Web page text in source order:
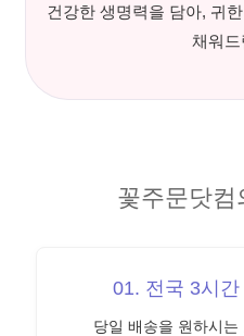
건강한 생명력을 담아, 귀
채워
꽃주문닷컴
01. 전국 3시
당일 배송을 원하시는